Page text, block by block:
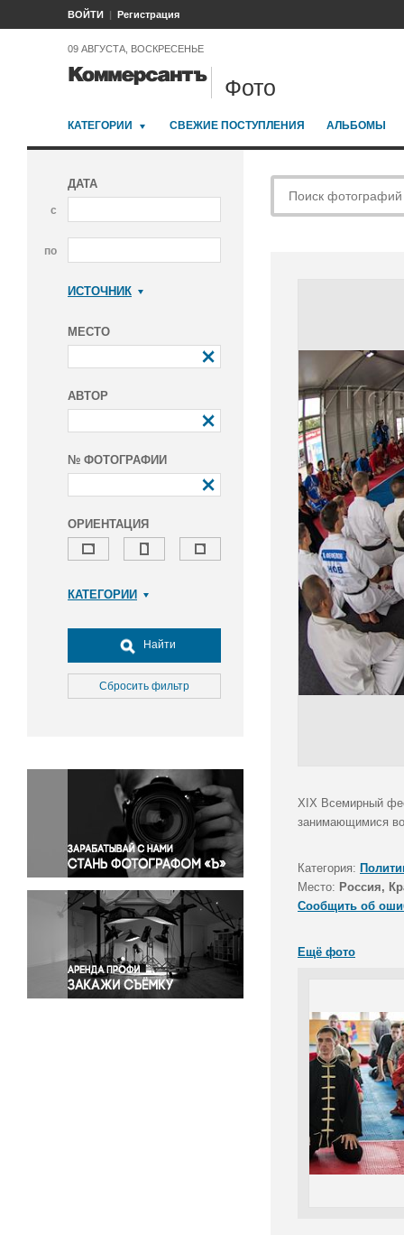
ВОЙТИ Регистрация
09 АВГУСТА, ВОСКРЕСЕНЬЕ
Фото
КАТЕГОРИИ СВЕЖИЕ ПОСТУПЛЕНИЯ АЛЬБОМЫ
ДАТА
с
по
ИСТОЧНИК
МЕСТО
АВТОР
№ ФОТОГРАФИИ
ОРИЕНТАЦИЯ
КАТЕГОРИИ
Досуг, туризм и отдых
Культура
Медицина
Окружающая среда
Политика
Правосудие
Происшествия и конфликты
Религия
Светская жизнь
Спорт
Экология
Экономика и бизнес
Найти
Сбросить фильтр
XIX Всемирный
занимающимися
Категория:
Место: Россия,
Сообщить об
Ещё фото